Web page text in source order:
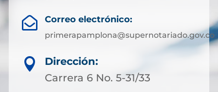
 Correo electrónico:
primerapamplona@supernotariado.gov.co

Dirección:
Carrera 6 No. 5-31/33